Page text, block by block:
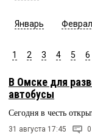
Январь
1 2 3 4 5 6
В Омске для
автобусы
Сегодня в честь
31 августа 17:45 0